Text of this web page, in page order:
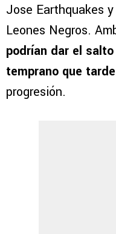
Jose Earthquakes
Leones Negros.
podrían dar el
temprano que tarde
progresión.